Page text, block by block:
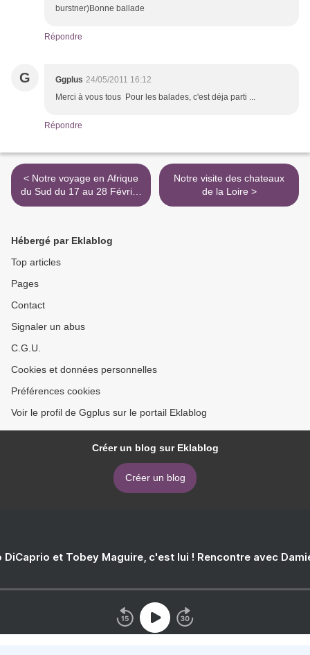
burstner)Bonne ballade
Répondre
G Ggplus 24/05/2011 16:12
Merci à vous tous Pour les balades, c'est déja parti ...
Répondre
< Notre voyage en Afrique
du Sud du 17 au 28 Février
2011
Notre visite des chateaux
de la Loire >
Hébergé par Eklablog
Top articles
Pages
Contact
Signaler un abus
C.G.U.
Cookies et données personnelles
Préférences cookies
Voir le profil de Ggplus sur le portail Eklablog
Créer un blog sur Eklablog
Créer un blog
DiCaprio et Tobey Maguire, c'est lui ! Rencontre avec